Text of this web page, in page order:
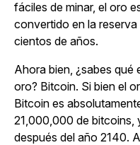
fáciles de minar, el oro
convertido en la
cientos de años.
Ahora bien, ¿sabes qué
oro? Bitcoin. Si bien el
Bitcoin es
21,000,000 de bitcoins,
después del año 2140.